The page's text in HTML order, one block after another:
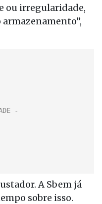
ou irregularidade,
A Sbem já
sobre isso.